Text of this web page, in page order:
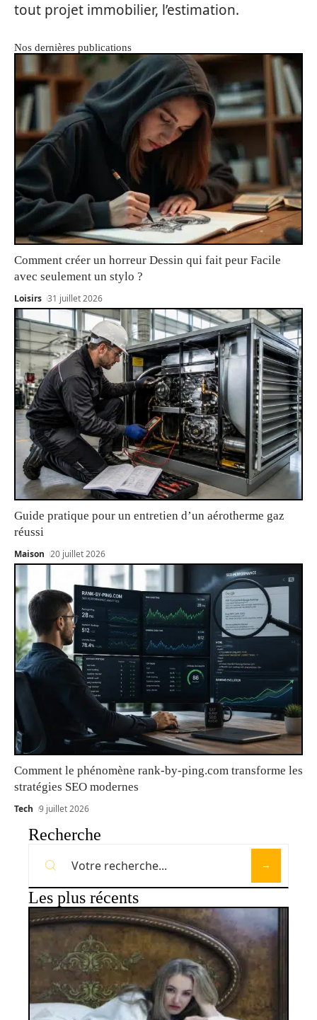
tout projet immobilier, l’estimation.
Nos dernières publications
Comment créer un horreur Dessin qui fait peur Facile
avec seulement un stylo ?
Loisirs 31 juillet 2026
Guide pratique pour un entretien d’un aérotherme gaz
réussi
Maison 20 juillet 2026
Comment le phénomène rank-by-ping.com transforme les
stratégies SEO modernes
Tech 9 juillet 2026
Recherche
Les plus récents